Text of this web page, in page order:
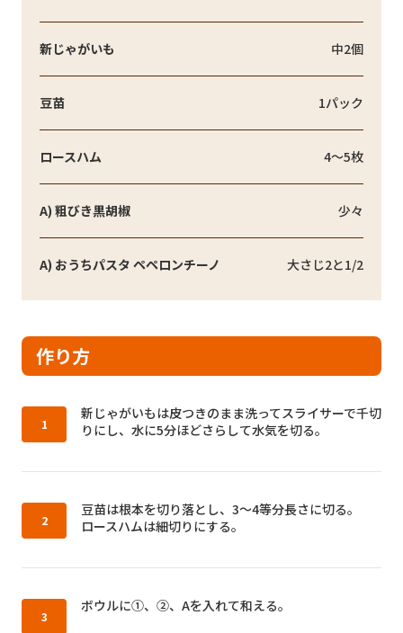
新じゃがいも 中2個
豆苗 1パック
ロースハム 4～5枚
A) 粗びき黒胡椒 少々
A) おうちパスタ ペペロンチーノ 大さじ2と1/2
作り方
作り方1：
新じゃがいもは皮つきのまま洗ってスライサーで千切
りにし、水に5分ほどさらして水気を切る。
作り方2：
豆苗は根本を切り落とし、3〜4等分長さに切る。
ロースハムは細切りにする。
作り方3：
ボウルに①、②、Aを入れて和える。